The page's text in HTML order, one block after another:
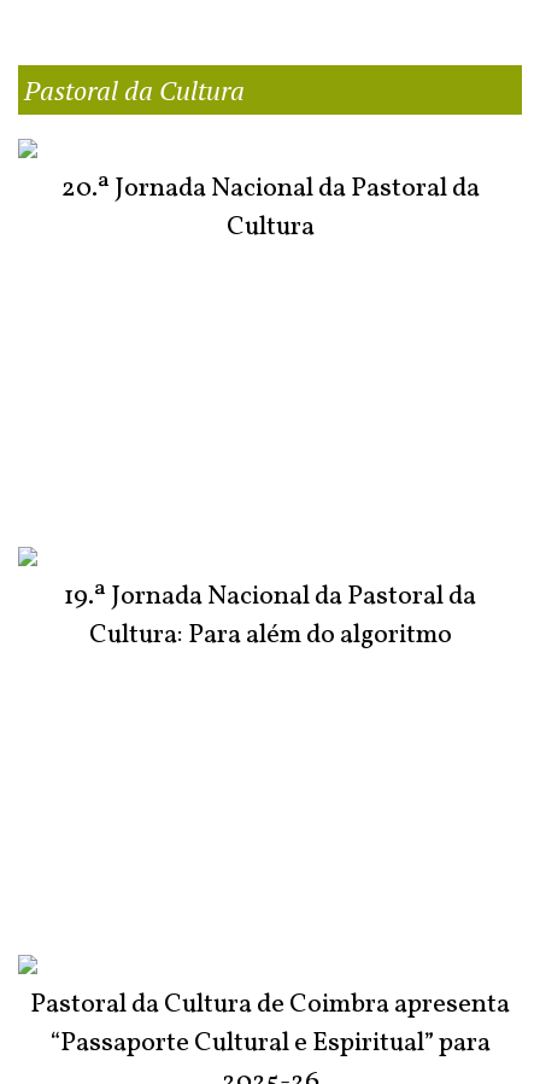
Pastoral da Cultura
20.ª Jornada Nacional da Pastoral da
Cultura
19.ª Jornada Nacional da Pastoral da
Cultura: Para além do algoritmo
Pastoral da Cultura de Coimbra apresenta
“Passaporte Cultural e Espiritual” para